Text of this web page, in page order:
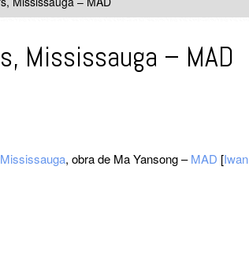
Mississauga – MAD
Mississauga, obra de Ma Yansong –MAD [Iwan